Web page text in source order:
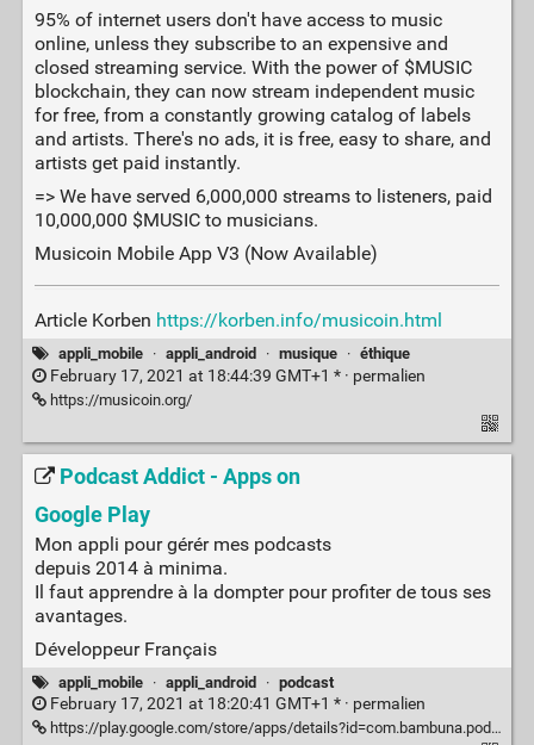
95% of internet users don't have access to music
online, unless they subscribe to an expensive and
closed streaming service. With the power of $MUSIC
blockchain, they can now stream independent music
for free, from a constantly growing catalog of labels
and artists. There's no ads, it is free, easy to share, and
artists get paid instantly.
=> We have served 6,000,000 streams to listeners, paid
10,000,000 $MUSIC to musicians.
Musicoin Mobile App V3 (Now Available)
Article Korben https://korben.info/musicoin.html
appli_mobile · appli_android · musique · éthique
February 17, 2021 at 18:44:39 GMT+1 * · permalien
https://musicoin.org/
Podcast Addict - Apps on
Google Play
Mon appli pour gérér mes podcasts
depuis 2014 à minima.
Il faut apprendre à la dompter pour profiter de tous ses
avantages.
Développeur Français
appli_mobile · appli_android · podcast
February 17, 2021 at 18:20:41 GMT+1 * · permalien
https://play.google.com/store/apps/details?id=com.bambuna.podcastaddict&hl=fr&gl=US